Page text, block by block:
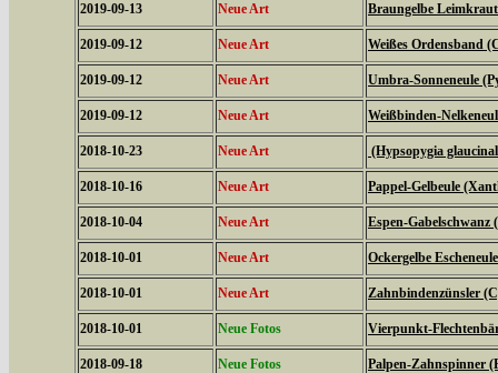
2019-09-13 Neue Art Braungelbe
2019-09-12 Neue Art Weißes Ordensband
2019-09-12 Neue Art Umbra-Sonneneule
2019-09-12 Neue Art Weißbinden-
2018-10-23 Neue Art (Hypsopygia
2018-10-16 Neue Art Pappel-Gelbeule
2018-10-04 Neue Art Espen-Gabelschwanz
2018-10-01 Neue Art Ockergelbe
2018-10-01 Neue Art Zahnbindenzünsler
2018-10-01 Neue Fotos Vierpunkt-
2018-09-18 Neue Fotos Palpen-Zahnspinner